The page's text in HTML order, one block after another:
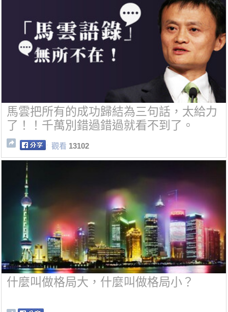
馬雲把所有的成功歸結為三句話，太給力
了！！千萬別錯過錯過就看不到了。
觀看 13102
什麼叫做格局大，什麼叫做格局小？